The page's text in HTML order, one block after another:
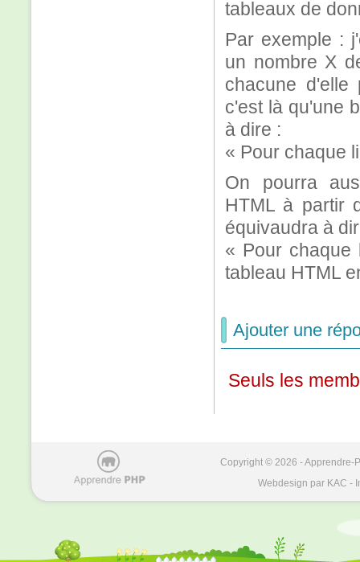
tableaux de
Par exemple :
un nombre X
chacune d'elle
c'est là qu'une
à dire :
« Pour chaque
On pourra
HTML à partir
équivaudra à
« Pour chaque
tableau HTML
Ajouter une
Seuls les
Copyright © 2026 - Apprendre-
Webdesign par KAC -